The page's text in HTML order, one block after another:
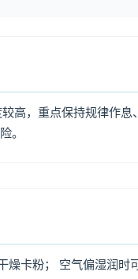
高，重点保持规律作息
。
燥卡粉； 空气偏湿润时